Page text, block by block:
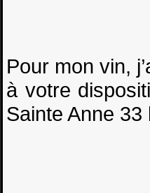
Pour mon vin,
à votre
Sainte Anne